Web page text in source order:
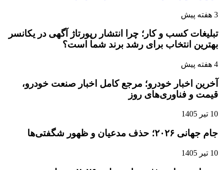
3 هفته پیش
تبلیغات کسب و کار؛ چرا انتشار رپورتاژ آگهی در یکانسر
بهترین انتخاب برای رشد برند شما است؟
4 هفته پیش
آخرین اخبار خودرو؛ مرجع کامل اخبار صنعت خودرو،
قیمت و فناوری‌های روز
10 تیر 1405
جام جهانی ۲۰۲۶؛ حذف مدعیان و ظهور شگفتی‌ها
10 تیر 1405